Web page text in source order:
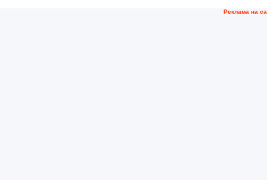
Рeклама на